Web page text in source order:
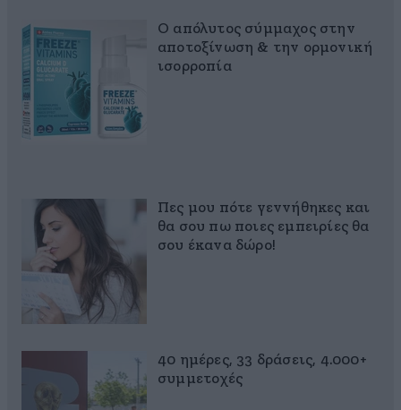
Ο απόλυτος σύμμαχος στην
αποτοξίνωση & την ορμονική
ισορροπία
Πες μου πότε γεννήθηκες και
θα σου πω ποιες εμπειρίες θα
σου έκανα δώρο!
40 ημέρες, 33 δράσεις, 4.000+
συμμετοχές